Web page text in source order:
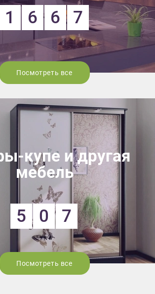
1 6 6 7
Посмотреть все
купе и другая
мебель
5 0 7
Посмотреть все